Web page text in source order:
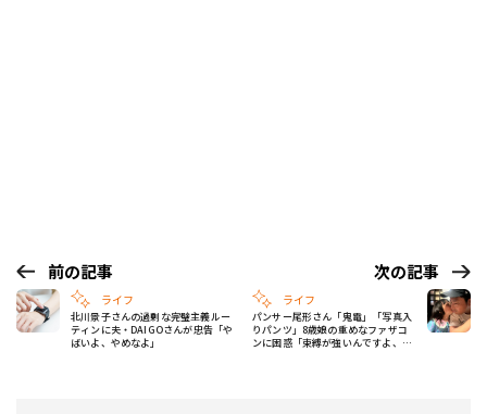
前の記事
ライフ
北川景子さんの過剰な完璧主義ルー
ティンに夫・DAIGOさんが忠告「や
ばいよ、やめなよ」
次の記事
ライフ
パンサー尾形さん「鬼電」「写真入
りパンツ」8歳娘の重めなファザコ
ンに困惑「束縛が強いんですよ、僕